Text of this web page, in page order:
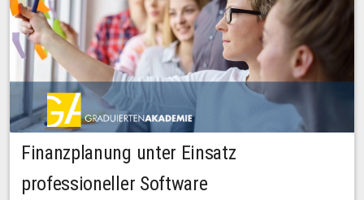
Finanzplanung unter Einsatz
professioneller Software